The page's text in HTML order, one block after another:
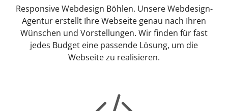
Responsive Webdesign Böhlen. Unsere Webdesign-
Agentur erstellt Ihre Webseite genau nach Ihren
Wünschen und Vorstellungen. Wir finden für fast
jedes Budget eine passende Lösung, um die
Webseite zu realisieren.